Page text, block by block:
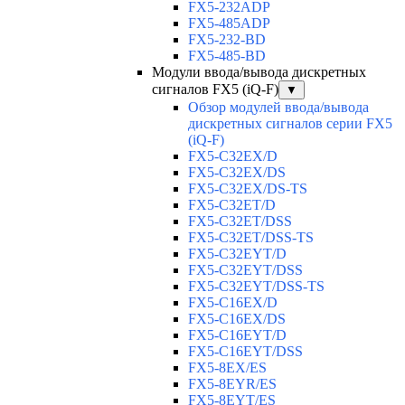
FX5-232ADP
FX5-485ADP
FX5-232-BD
FX5-485-BD
Модули ввода/вывода дискретных
сигналов FX5 (iQ-F)
▼
Обзор модулей ввода/вывода
дискретных сигналов серии FX5
(iQ-F)
FX5-C32EX/D
FX5-C32EX/DS
FX5-C32EX/DS-TS
FX5-C32ET/D
FX5-C32ET/DSS
FX5-C32ET/DSS-TS
FX5-C32EYT/D
FX5-C32EYT/DSS
FX5-C32EYT/DSS-TS
FX5-C16EX/D
FX5-C16EX/DS
FX5-C16EYT/D
FX5-C16EYT/DSS
FX5-8EX/ES
FX5-8EYR/ES
FX5-8EYT/ES